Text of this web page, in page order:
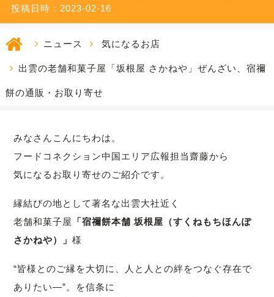
投稿日時：2023-02-16
ニュース 気になるお店
出雲の老舗和菓子屋「坂根屋 さかねや」ぜんざい、宿禰
餅の通販・お取り寄せ
みなさんこんにちわは。
フードコネクション中国エリア広報担当齋藤から
気になるお取り寄せのご紹介です。
縁結びの地として著名な出雲大社近く
老舗和菓子屋
「宿禰餅本舗 坂根屋（すくねもちほんぽ
さかねや）」様
“皆様とのご縁を大切に、人と人との絆をつなぐ存在で
ありたい―”。を信条に